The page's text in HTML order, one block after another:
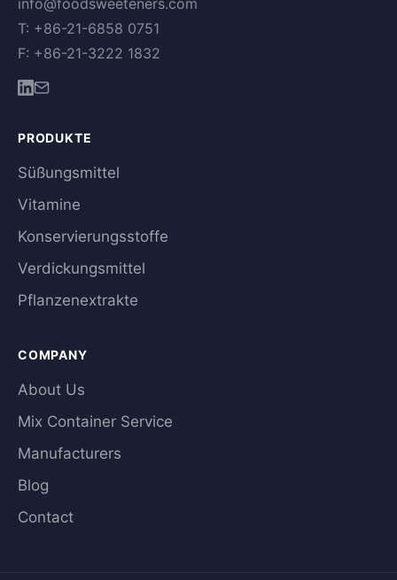
info@foodsweeteners.com
T: +86-21-6858 0751
F: +86-21-3222 1832
PRODUKTE
Süßungsmittel
Vitamine
Konservierungsstoffe
Verdickungsmittel
Pflanzenextrakte
COMPANY
About Us
Mix Container Service
Manufacturers
Blog
Contact